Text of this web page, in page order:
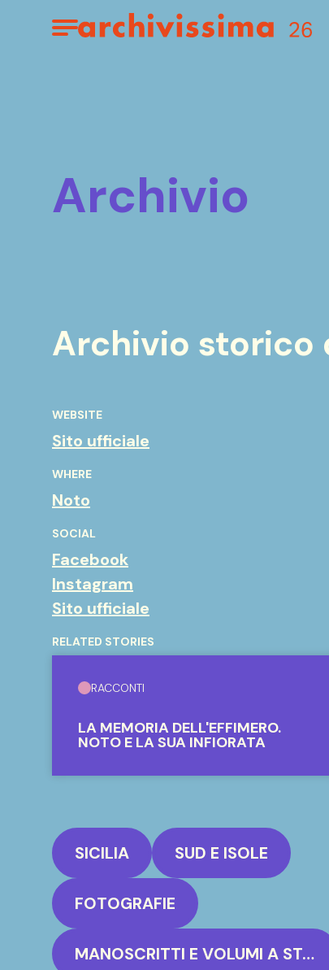
Home page
Apri il menu
archivio
Archivio storico
WEBSITE
Sito ufficiale
WHERE
Noto
SOCIAL
Facebook
Instagram
Sito ufficiale
RELATED STORIES
RACCONTI
LA MEMORIA DELL'EFFIMERO.
NOTO E LA SUA INFIORATA
SICILIA SUD E ISOLE
FOTOGRAFIE
MANOSCRITTI E VOLUMI A STAMPA